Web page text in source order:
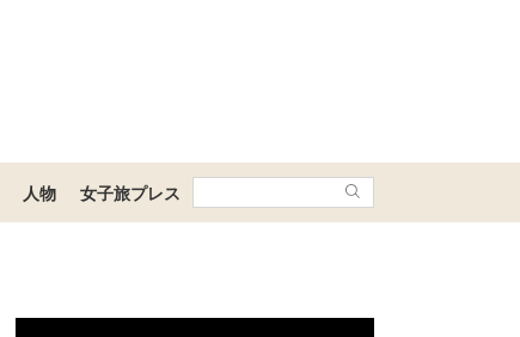
人物 女子旅プレス